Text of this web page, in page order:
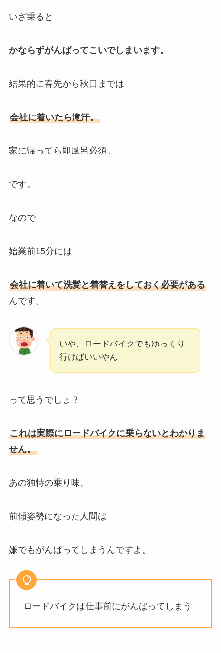
いざ乗ると
かならずがんばってこいでしまいます。
結果的に春先から秋口までは
会社に着いたら滝汗。
家に帰ってら即風呂必須。
です。
なので
始業前15分には
会社に着いて洗髪と着替えをしておく必要がある
んです。
いや、ロードバイクでもゆっくり
行けばいいやん
って思うでしょ？
これは実際にロードバイクに乗らないとわかりま
せん。
あの独特の乗り味、
前傾姿勢になった人間は
嫌でもがんばってしまうんですよ。
ロードバイクは仕事前にがんばってしまう